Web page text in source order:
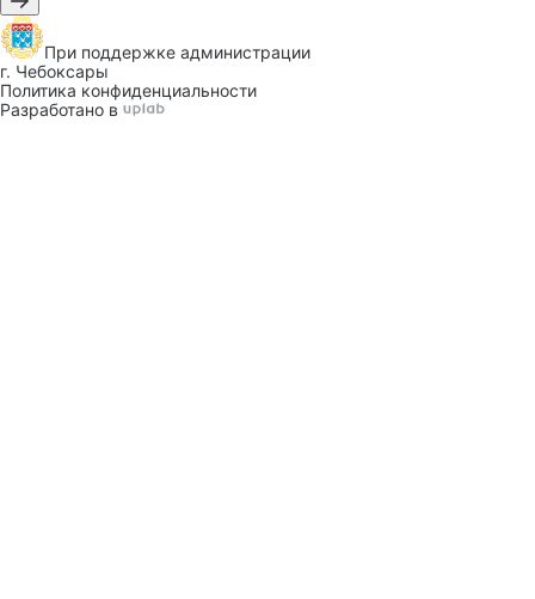
При поддержке администрации
г. Чебоксары
Политика конфиденциальности
Разработано в